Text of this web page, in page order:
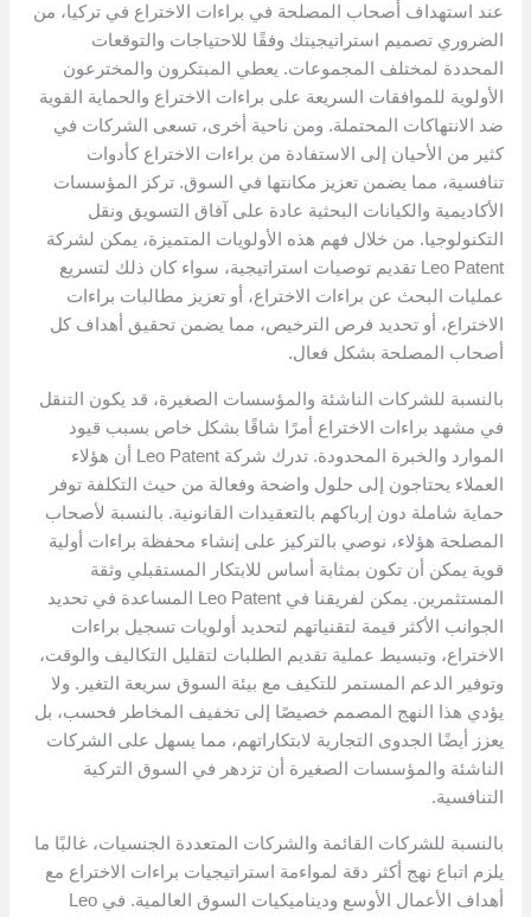
عند استهداف أصحاب المصلحة في براءات الاختراع في تركيا، من
الضروري تصميم استراتيجيتك وفقًا للاحتياجات والتوقعات
المحددة لمختلف المجموعات. يعطي المبتكرون والمخترعون
الأولوية للموافقات السريعة على براءات الاختراع والحماية القوية
ضد الانتهاكات المحتملة. ومن ناحية أخرى، تسعى الشركات في
كثير من الأحيان إلى الاستفادة من براءات الاختراع كأدوات
تنافسية، مما يضمن تعزيز مكانتها في السوق. تركز المؤسسات
الأكاديمية والكيانات البحثية عادة على آفاق التسويق ونقل
التكنولوجيا. من خلال فهم هذه الأولويات المتميزة، يمكن لشركة
Leo Patent تقديم توصيات استراتيجية، سواء كان ذلك لتسريع
عمليات البحث عن براءات الاختراع، أو تعزيز مطالبات براءات
الاختراع، أو تحديد فرص الترخيص، مما يضمن تحقيق أهداف كل
أصحاب المصلحة بشكل فعال.
بالنسبة للشركات الناشئة والمؤسسات الصغيرة، قد يكون التنقل
في مشهد براءات الاختراع أمرًا شاقًا بشكل خاص بسبب قيود
الموارد والخبرة المحدودة. تدرك شركة Leo Patent أن هؤلاء
العملاء يحتاجون إلى حلول واضحة وفعالة من حيث التكلفة توفر
حماية شاملة دون إرباكهم بالتعقيدات القانونية. بالنسبة لأصحاب
المصلحة هؤلاء، نوصي بالتركيز على إنشاء محفظة براءات أولية
قوية يمكن أن تكون بمثابة أساس للابتكار المستقبلي وثقة
المستثمرين. يمكن لفريقنا في Leo Patent المساعدة في تحديد
الجوانب الأكثر قيمة لتقنياتهم لتحديد أولويات تسجيل براءات
الاختراع، وتبسيط عملية تقديم الطلبات لتقليل التكاليف والوقت،
وتوفير الدعم المستمر للتكيف مع بيئة السوق سريعة التغير. ولا
يؤدي هذا النهج المصمم خصيصًا إلى تخفيف المخاطر فحسب، بل
يعزز أيضًا الجدوى التجارية لابتكاراتهم، مما يسهل على الشركات
الناشئة والمؤسسات الصغيرة أن تزدهر في السوق التركية
التنافسية.
بالنسبة للشركات القائمة والشركات المتعددة الجنسيات، غالبًا ما
يلزم اتباع نهج أكثر دقة لمواءمة استراتيجيات براءات الاختراع مع
أهداف الأعمال الأوسع وديناميكيات السوق العالمية. في Leo